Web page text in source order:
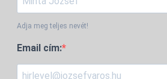
Adja meg teljes nevét!
Email cím: